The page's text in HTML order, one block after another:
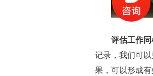
评估工作
记录，我们可
果，可以形成